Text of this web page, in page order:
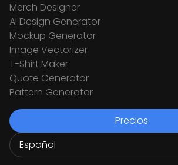
Merch Designer
Ai Design Generator
Mockup Generator
Image Vectorizer
T-Shirt Maker
Quote Generator
Pattern Generator
Precios